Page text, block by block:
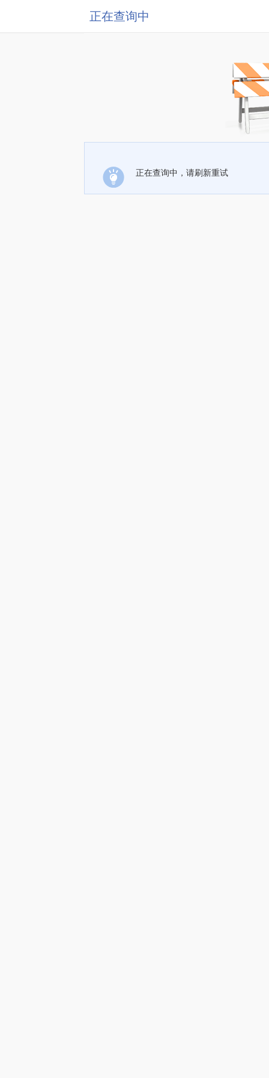
正在查询中
正在查询中，请刷新重试